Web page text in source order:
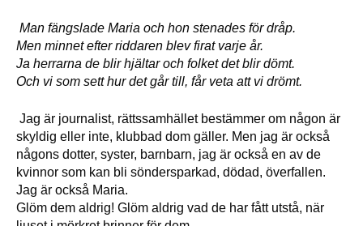
Man fängslade Maria och hon stenades för dråp.
Men minnet efter riddaren blev firat varje år.
Ja herrarna de blir hjältar och folket det blir dömt.
Och vi som sett hur det går till, får veta att vi drömt.
Jag är journalist, rättssamhället bestämmer om någon är
skyldig eller inte, klubbad dom gäller. Men jag är också
någons dotter, syster, barnbarn, jag är också en av de
kvinnor som kan bli söndersparkad, dödad, överfallen.
Jag är också Maria.
Glöm dem aldrig! Glöm aldrig vad de har fått utstå, när